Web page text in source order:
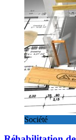
Société